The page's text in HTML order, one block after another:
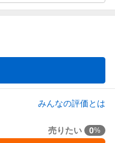
みんなの評価とは
売りたい 0%